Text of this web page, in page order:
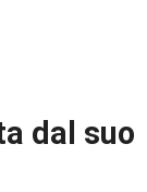
dal suo